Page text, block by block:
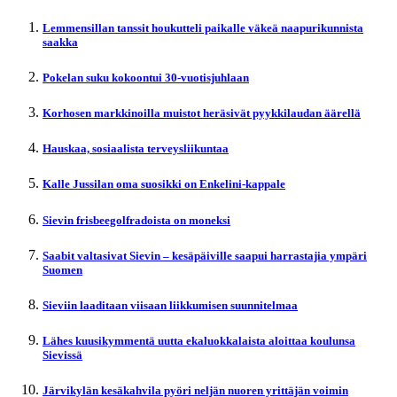
Lemmensillan tanssit houkutteli paikalle väkeä naapurikunnista
saakka
Pokelan suku kokoontui 30-vuotisjuhlaan
Korhosen markkinoilla muistot heräsivät pyykkilaudan äärellä
Hauskaa, sosiaalista terveysliikuntaa
Kalle Jussilan oma suosikki on Enkelini-kappale
Sievin frisbeegolfradoista on moneksi
Saabit valtasivat Sievin – kesäpäiville saapui harrastajia ympäri
Suomen
Sieviin laaditaan viisaan liikkumisen suunnitelmaa
Lähes kuusikymmentä uutta ekaluokkalaista aloittaa koulunsa
Sievissä
Järvikylän kesäkahvila pyöri neljän nuoren yrittäjän voimin